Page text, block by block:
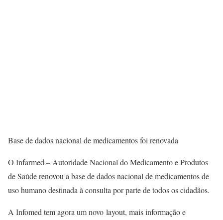
Base de dados nacional de medicamentos foi renovada
O Infarmed – Autoridade Nacional do Medicamento e Produtos
de Saúde renovou a base de dados nacional de medicamentos de
uso humano destinada à consulta por parte de todos os cidadãos.
A Infomed tem agora um novo layout, mais informação e